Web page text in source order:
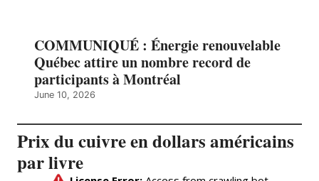
COMMUNIQUÉ : Énergie renouvelable
Québec attire un nombre record de
participants à Montréal
June 10, 2026
Prix du cuivre en dollars américains
par livre